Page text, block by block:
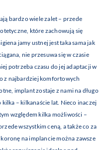
bardzo wiele zalet – przede
które zachowują się
jamy ustnej jest taka sama jak
nie przesuwa się w czasie
potrzeba czasu do jej adaptacji w
z najbardziej komfortowych
implant zostaje z nami na długo
– kilkanaście lat. Nieco inaczej
względem kilka możliwości –
wszystkim ceną, a także co za
na implancie można zawsze